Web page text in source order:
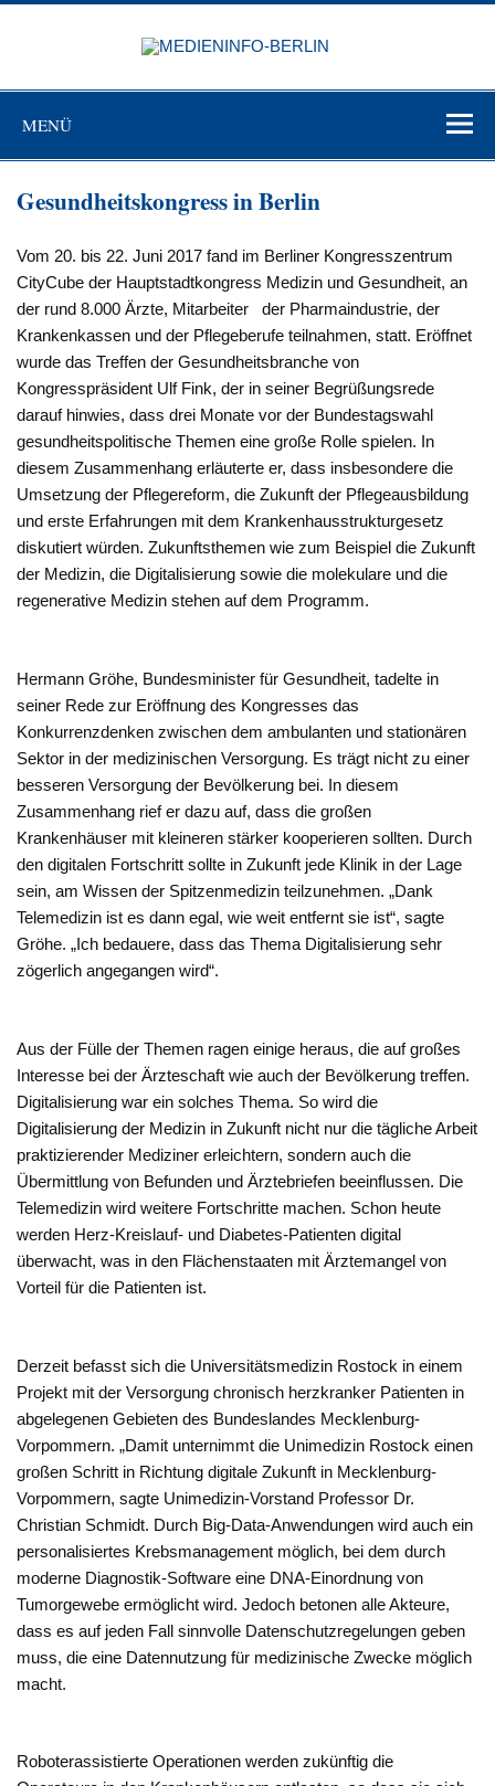
Zum
MENÜ
Gesundheitskongress in Berlin
Vom 20. bis 22. Juni 2017 fand im Berliner Kongresszentrum
CityCube der Hauptstadtkongress Medizin und Gesundheit, an
der rund 8.000 Ärzte, Mitarbeiter der Pharmaindustrie, der
Krankenkassen und der Pflegeberufe teilnahmen, statt. Eröffnet
wurde das Treffen der Gesundheitsbranche von
Kongresspräsident Ulf Fink, der in seiner Begrüßungsrede
darauf hinwies, dass drei Monate vor der Bundestagswahl
gesundheitspolitische Themen eine große Rolle spielen. In
diesem Zusammenhang erläuterte er, dass insbesondere die
Umsetzung der Pflegereform, die Zukunft der Pflegeausbildung
und erste Erfahrungen mit dem Krankenhausstrukturgesetz
diskutiert würden. Zukunftsthemen wie zum Beispiel die Zukunft
der Medizin, die Digitalisierung sowie die molekulare und die
regenerative Medizin stehen auf dem Programm.
Hermann Gröhe, Bundesminister für Gesundheit, tadelte in
seiner Rede zur Eröffnung des Kongresses das
Konkurrenzdenken zwischen dem ambulanten und stationären
Sektor in der medizinischen Versorgung. Es trägt nicht zu einer
besseren Versorgung der Bevölkerung bei. In diesem
Zusammenhang rief er dazu auf, dass die großen
Krankenhäuser mit kleineren stärker kooperieren sollten. Durch
den digitalen Fortschritt sollte in Zukunft jede Klinik in der Lage
sein, am Wissen der Spitzenmedizin teilzunehmen. „Dank
Telemedizin ist es dann egal, wie weit entfernt sie ist“, sagte
Gröhe. „Ich bedauere, dass das Thema Digitalisierung sehr
zögerlich angegangen wird“.
Aus der Fülle der Themen ragen einige heraus, die auf großes
Interesse bei der Ärzteschaft wie auch der Bevölkerung treffen.
Digitalisierung war ein solches Thema. So wird die
Digitalisierung der Medizin in Zukunft nicht nur die tägliche Arbeit
praktizierender Mediziner erleichtern, sondern auch die
Übermittlung von Befunden und Ärztebriefen beeinflussen. Die
Telemedizin wird weitere Fortschritte machen. Schon heute
werden Herz-Kreislauf- und Diabetes-Patienten digital
überwacht, was in den Flächenstaaten mit Ärztemangel von
Vorteil für die Patienten ist.
Derzeit befasst sich die Universitätsmedizin Rostock in einem
Projekt mit der Versorgung chronisch herzkranker Patienten in
abgelegenen Gebieten des Bundeslandes Mecklenburg-
Vorpommern. „Damit unternimmt die Unimedizin Rostock einen
großen Schritt in Richtung digitale Zukunft in Mecklenburg-
Vorpommern, sagte Unimedizin-Vorstand Professor Dr.
Christian Schmidt. Durch Big-Data-Anwendungen wird auch ein
personalisiertes Krebsmanagement möglich, bei dem durch
moderne Diagnostik-Software eine DNA-Einordnung von
Tumorgewebe ermöglicht wird. Jedoch betonen alle Akteure,
dass es auf jeden Fall sinnvolle Datenschutzregelungen geben
muss, die eine Datennutzung für medizinische Zwecke möglich
macht.
Roboterassistierte Operationen werden zukünftig die